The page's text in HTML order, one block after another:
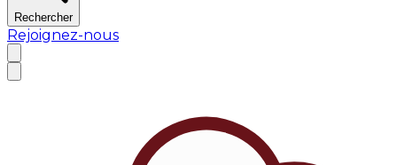
Rechercher
Rejoignez-nous